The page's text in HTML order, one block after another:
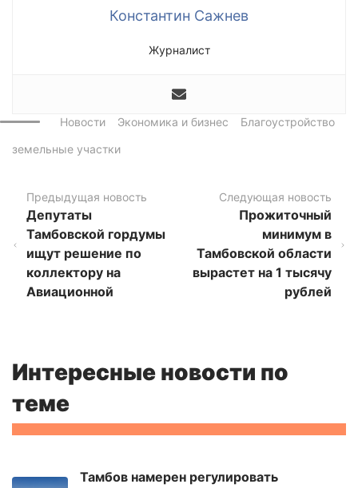
Константин Сажнев
Журналист
Новости Экономика и бизнес
Благоустройство
земельные участки
Предыдущая новость
Депутаты
Тамбовской гордумы
ищут решение по
коллектору на
Авиационной
Следующая новость
Прожиточный
минимум в
Тамбовской области
вырастет на 1 тысячу
рублей
Интересные новости по
теме
Тамбов намерен регулировать